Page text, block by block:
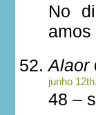
No
amos
Alaor
junho
48 –